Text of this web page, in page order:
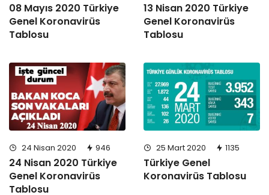
08 Mayıs 2020 Türkiye
Genel Koronavirüs
Tablosu
13 Nisan 2020 Türkiye
Genel Koronavirüs
Tablosu
24 Nisan 2020 946
24 Nisan 2020 Türkiye
Genel Koronavirüs
Tablosu
25 Mart 2020 1135
Türkiye Genel
Koronavirüs Tablosu